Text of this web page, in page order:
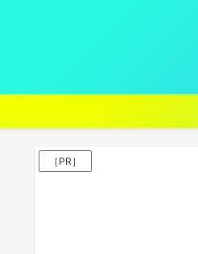
［PR］